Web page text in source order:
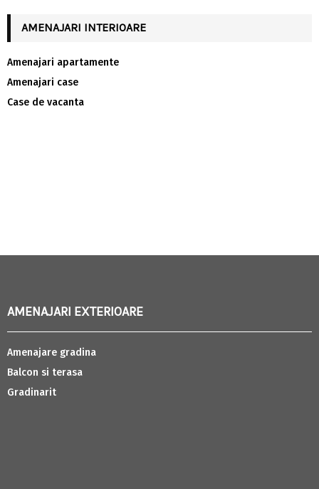
AMENAJARI INTERIOARE
Amenajari apartamente
Amenajari case
Case de vacanta
AMENAJARI EXTERIOARE
Amenajare gradina
Balcon si terasa
Gradinarit